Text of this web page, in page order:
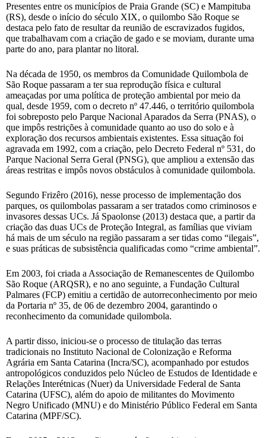
Presentes entre os municípios de Praia Grande (SC) e Mampituba
(RS), desde o início do século XIX, o quilombo São Roque se
destaca pelo fato de resultar da reunião de escravizados fugidos,
que trabalhavam com a criação de gado e se moviam, durante uma
parte do ano, para plantar no litoral.
Na década de 1950, os membros da Comunidade Quilombola de
São Roque passaram a ter sua reprodução física e cultural
ameaçadas por uma política de proteção ambiental por meio da
qual, desde 1959, com o decreto nº 47.446, o território quilombola
foi sobreposto pelo Parque Nacional Aparados da Serra (PNAS), o
que impôs restrições à comunidade quanto ao uso do solo e à
exploração dos recursos ambientais existentes. Essa situação foi
agravada em 1992, com a criação, pelo Decreto Federal nº 531, do
Parque Nacional Serra Geral (PNSG), que ampliou a extensão das
áreas restritas e impôs novos obstáculos à comunidade quilombola.
Segundo Frizêro (2016), nesse processo de implementação dos
parques, os quilombolas passaram a ser tratados como criminosos e
invasores dessas UCs. Já Spaolonse (2013) destaca que, a partir da
criação das duas UCs de Proteção Integral, as famílias que viviam
há mais de um século na região passaram a ser tidas como “ilegais”,
e suas práticas de subsistência qualificadas como “crime ambiental”.
Em 2003, foi criada a Associação de Remanescentes de Quilombo
São Roque (ARQSR), e no ano seguinte, a Fundação Cultural
Palmares (FCP) emitiu a certidão de autorreconhecimento por meio
da Portaria nº 35, de 06 de dezembro 2004, garantindo o
reconhecimento da comunidade quilombola.
A partir disso, iniciou-se o processo de titulação das terras
tradicionais no Instituto Nacional de Colonização e Reforma
Agrária em Santa Catarina (Incra/SC), acompanhado por estudos
antropológicos conduzidos pelo Núcleo de Estudos de Identidade e
Relações Interétnicas (Nuer) da Universidade Federal de Santa
Catarina (UFSC), além do apoio de militantes do Movimento
Negro Unificado (MNU) e do Ministério Público Federal em Santa
Catarina (MPF/SC).